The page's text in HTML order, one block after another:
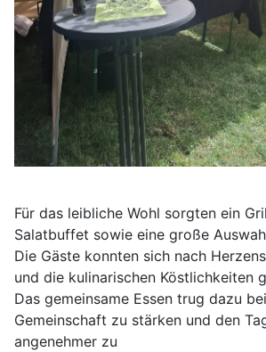
Für das leibliche Wohl sorgten ein
Salatbuffet sowie eine große
Die Gäste konnten sich nach
und die kulinarischen Köstlichkeiten
Das gemeinsame Essen trug dazu
Gemeinschaft zu stärken und den
angenehmer zu